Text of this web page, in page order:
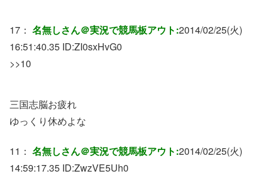
17： 名無しさん＠実況で競馬板アウト:2014/02/25(火)
16:51:40.35 ID:ZI0sxHvG0
>>10
三国志脳お疲れ
ゆっくり休めよな
11： 名無しさん＠実況で競馬板アウト:2014/02/25(火)
14:59:17.35 ID:ZwzVE5Uh0